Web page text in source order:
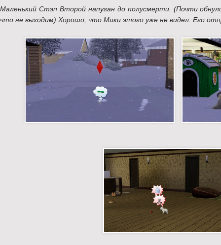
Маленький Стэп Второй напуган до полусмерти. (Почти
что не выходим) Хорошо, что Мики этого уже не видел. Его